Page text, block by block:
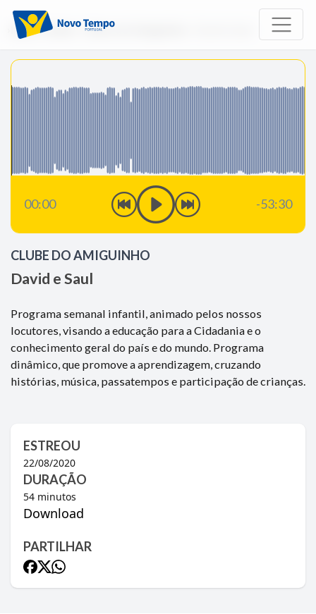
Início Rádio Clube do Amiguinho
00:00 -53:30
CLUBE DO AMIGUINHO
David e Saul
Programa semanal infantil, animado pelos nossos
locutores, visando a educação para a Cidadania e o
conhecimento geral do país e do mundo. Programa
dinâmico, que promove a aprendizagem, cruzando
histórias, música, passatempos e participação de crianças.
ESTREOU
22/08/2020
DURAÇÃO
54 minutos
Download
PARTILHAR